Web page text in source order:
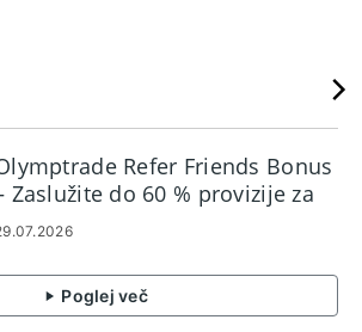
Refer Friends Bonus
Zaslužite do 60 % provizije za
Poglej več